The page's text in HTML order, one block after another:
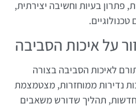
פתרון בעיות וחשיבה יצירתית,
על איכות הסביבה
לאיכות הסביבה בצורה
נדירות ממוחזרות, מצטמצמת
תהליך שדורש משאבים